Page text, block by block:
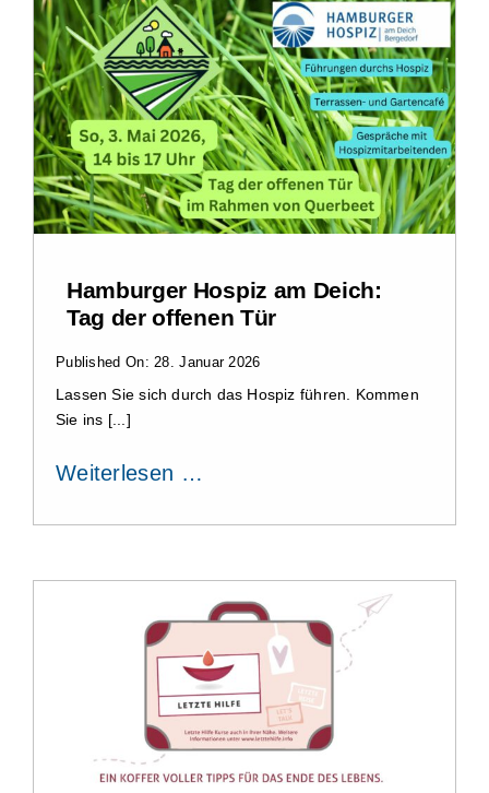
Hamburger Hospiz am Deich:
Tag der offenen Tür
Published On: 28. Januar 2026
Lassen Sie sich durch das Hospiz führen. Kommen
Sie ins [...]
Weiterlesen …